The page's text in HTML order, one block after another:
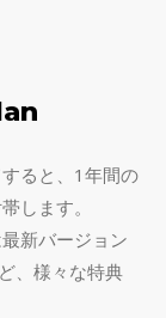
ると、1年間の
します。
新バージョン
、様々な特典